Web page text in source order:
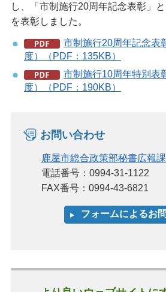
し、「市制施行20周年記念表彰」
を表彰しました。
市制施行20周年記念表
度）（PDF：135KB）
市制施行10周年特別表
度）（PDF：190KB）
お問い合わせ
鹿屋市総合政策部秘書広報
電話番号：0994-31-1122
FAX番号：0994-43-6821